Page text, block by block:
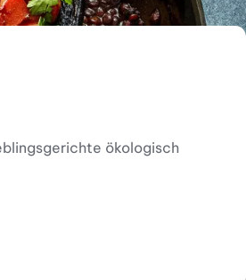
ökologisch